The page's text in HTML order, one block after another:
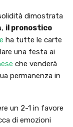
dimostrata
il pronostico
ha tutte le carte
una festa ai
che venderà
permanenza in
un 2-1 in favore
di emozioni